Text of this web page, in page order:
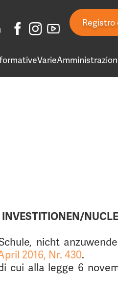
Varie
nicht
2016, Nr. 430.
cui alla legge 6